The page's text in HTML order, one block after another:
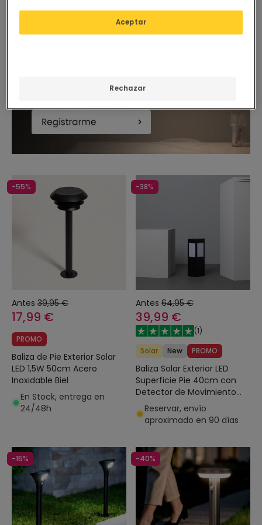
-55%
Antes 39,95 €
17,99 €
PROMO
Baliza de Pie Exterior Solar
LED 1,5W 50cm Acero
Inoxidable Biel
En Stock, entrega en
24/48h
-38%
Antes 64,95 €
39,99 €
(1)
Solar
New PROMO
Baliza Solar Exterior LED
Superficie Pie 40cm con
Detector de Movimiento
Kenya
Reservar, envío
aproximado en 90 días
-15% -40%
Rechazar
Aceptar